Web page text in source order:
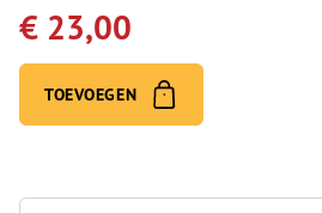
€ 23,00
TOEVOEGEN